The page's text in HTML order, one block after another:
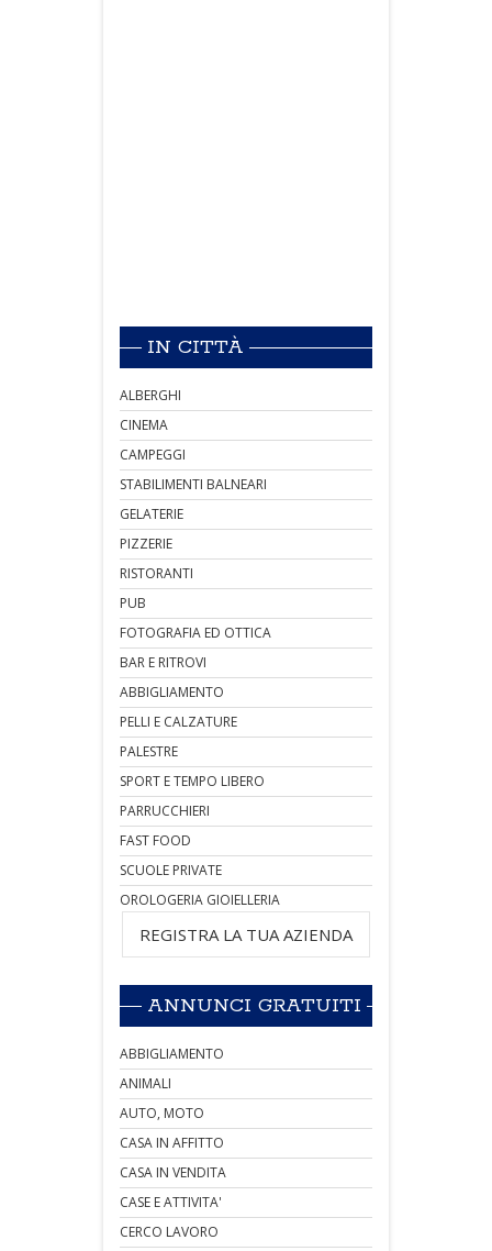
IN CITTÀ
ALBERGHI
CINEMA
CAMPEGGI
STABILIMENTI BALNEARI
GELATERIE
PIZZERIE
RISTORANTI
PUB
FOTOGRAFIA ED OTTICA
BAR E RITROVI
ABBIGLIAMENTO
PELLI E CALZATURE
PALESTRE
SPORT E TEMPO LIBERO
PARRUCCHIERI
FAST FOOD
SCUOLE PRIVATE
OROLOGERIA GIOIELLERIA
REGISTRA LA TUA AZIENDA
ANNUNCI GRATUITI
ABBIGLIAMENTO
ANIMALI
AUTO, MOTO
CASA IN AFFITTO
CASA IN VENDITA
CASE E ATTIVITA'
CERCO LAVORO